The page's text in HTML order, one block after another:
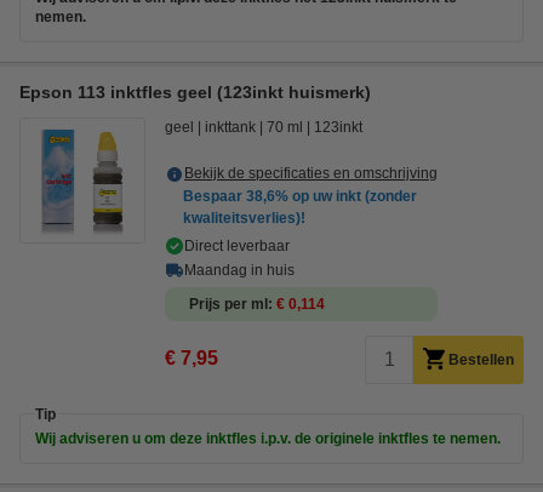
nemen.
Epson 113 inktfles geel (123inkt huismerk)
geel inkttank 70 ml 123inkt
Bekijk de specificaties en omschrijving
Bespaar 38,6% op uw inkt (zonder
kwaliteitsverlies)!
Direct leverbaar
Maandag in huis
Prijs per ml
€ 0,114
€ 7,95 Bestellen
Tip
Wij adviseren u om deze inktfles i.p.v. de originele inktfles te nemen.